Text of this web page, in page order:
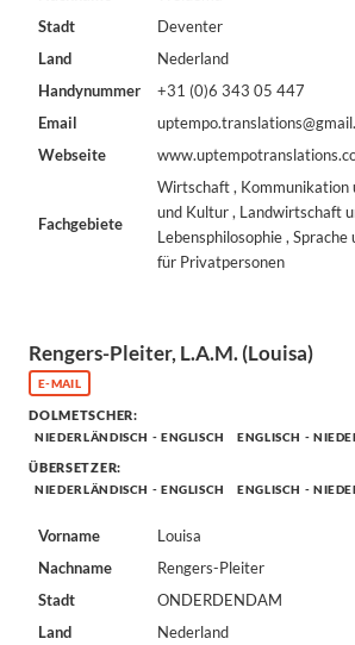
Stadt
Deventer
Land
Nederland
Handynummer
+31 (0)6 343 05 447
Email
Webseite
Fachgebiete
Wirtschaft , Kommunikation
und Kultur , Landwirtschaft
Lebensphilosophie ,
für Privatpersonen
Rengers-Pleiter, L.A.M. (Louisa)
E-MAIL
DOLMETSCHER:
NIEDERLÄNDISCH - ENGLISCH ENGLISCH -
ÜBERSETZER:
NIEDERLÄNDISCH - ENGLISCH ENGLISCH -
Vorname
Louisa
Nachname
Rengers-Pleiter
Stadt
ONDERDENDAM
Land
Nederland